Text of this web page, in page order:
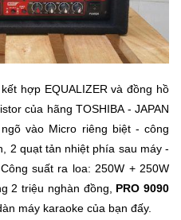
hợp EQUALIZER và đồng hồ
của hãng TOSHIBA - JAPAN
vào Micro riêng biệt - công
2 quạt tản nhiệt phía sau máy -
suất ra loa: 250W + 250W
2 triệu nghàn đồng, PRO 9090
máy karaoke của bạn đấy.